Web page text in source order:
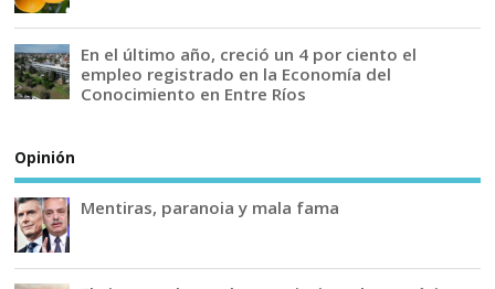
En el último año, creció un 4 por ciento el
empleo registrado en la Economía del
Conocimiento en Entre Ríos
Opinión
Mentiras, paranoia y mala fama